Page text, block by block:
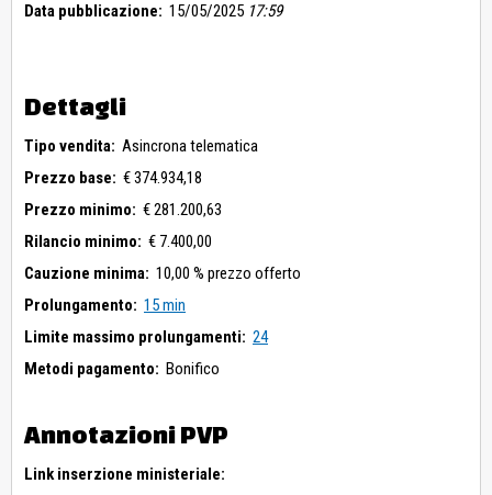
Data pubblicazione: 15/05/2025 17:59
Dettagli
Tipo vendita: Asincrona telematica
Prezzo base: € 374.934,18
Prezzo minimo: € 281.200,63
Rilancio minimo: € 7.400,00
Cauzione minima: 10,00 % prezzo offerto
Prolungamento: 15 min
Limite massimo prolungamenti: 24
Metodi pagamento: Bonifico
Annotazioni PVP
Link inserzione ministeriale: